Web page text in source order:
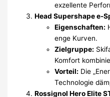
exzellente
Head Supershape e-
Eigenschaften:
enge Kurven.
Zielgruppe:
Komfort
Vorteil: Die
Technologie
Rossignol Hero Elite